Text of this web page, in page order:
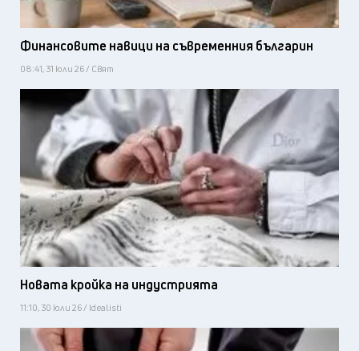
Финансовите навици на съвременния българин
08:41, 31 юли 26 / Свят
Новата кройка на индустрията
11:10, 30 юли 26 / Idealisti